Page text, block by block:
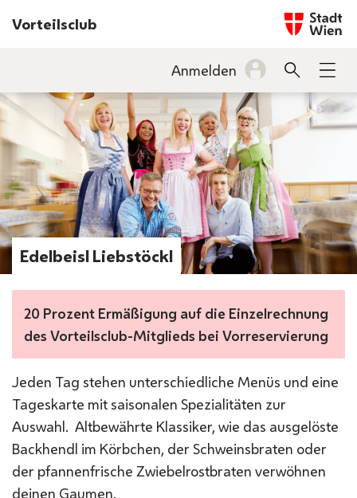
Vorteilsclub Startseite
Anmelden
Suche
Edelbeisl Liebstöckl
20 Prozent Ermäßigung auf die Einzelrechnung
des Vorteilsclub-Mitglieds bei Vorreservierung
Jeden Tag stehen unterschiedliche Menüs und eine
Tageskarte mit saisonalen Spezialitäten zur
Auswahl. Altbewährte Klassiker, wie das ausgelöste
Backhendl im Körbchen, der Schweinsbraten oder
der pfannenfrische Zwiebelrostbraten verwöhnen
deinen Gaumen.